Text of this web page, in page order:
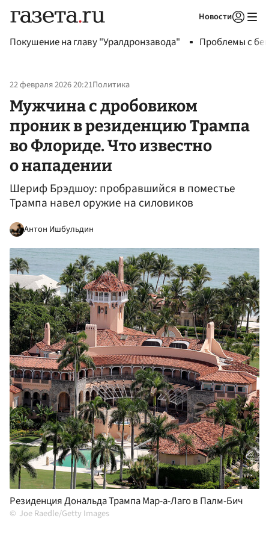
Новости
Покушение на главу "Уралдронзавода" Проблемы с
22 февраля 2026 20:21Политика
Мужчина с дробовиком
проник в резиденцию Трампа
во Флориде. Что известно
о нападении
Шериф Брэдшоу: пробравшийся в поместье
Трампа навел оружие на силовиков
Антон Ишбульдин
Резиденция Дональда Трампа Мар-а-Лаго в Палм-Бич
Joe Raedle/Getty Images